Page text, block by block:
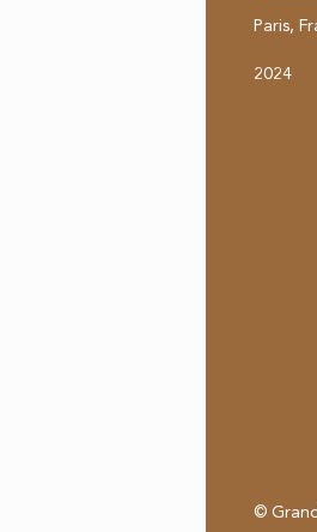
Paris,
2024
©